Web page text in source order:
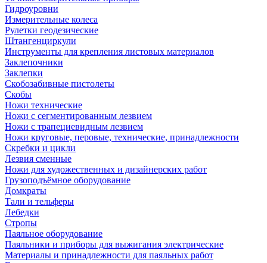
Гидроуровни
Измерительные колеса
Рулетки геодезические
Штангенциркули
Инструменты для крепления листовых материалов
Заклепочники
Заклепки
Скобозабивные пистолеты
Скобы
Ножи технические
Ножи с сегментированным лезвием
Ножи с трапециевидным лезвием
Ножи круговые, перовые, технические, принадлежности
Скребки и цикли
Лезвия сменные
Ножи для художественных и дизайнерских работ
Грузоподъёмное оборудование
Домкраты
Тали и тельферы
Лебедки
Стропы
Паяльное оборудование
Паяльники и приборы для выжигания электрические
Материалы и принадлежности для паяльных работ